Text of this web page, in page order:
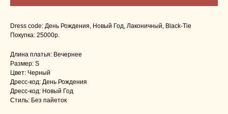
Dress code: День Рождения, Новый Год, Лаконичный, Black-Tie
Покупка: 25000р.
Длина платья: Вечернее
Размер: S
Цвет: Черный
Дресс-код: День Рождения
Дресс-код: Новый Год
Стиль: Без пайеток